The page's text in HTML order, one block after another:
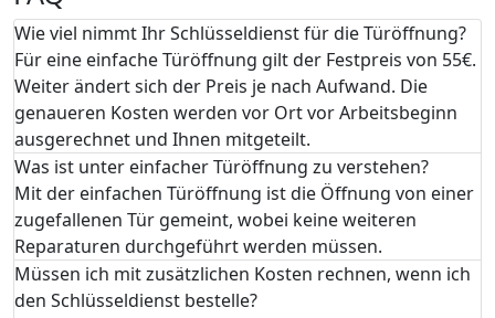
Wie viel nimmt Ihr Schlüsseldienst für die Türöffnung?
Für eine einfache Türöffnung gilt der Festpreis von 55€.
Weiter ändert sich der Preis je nach Aufwand. Die
genaueren Kosten werden vor Ort vor Arbeitsbeginn
ausgerechnet und Ihnen mitgeteilt.
Was ist unter einfacher Türöffnung zu verstehen?
Mit der einfachen Türöffnung ist die Öffnung von einer
zugefallenen Tür gemeint, wobei keine weiteren
Reparaturen durchgeführt werden müssen.
Müssen ich mit zusätzlichen Kosten rechnen, wenn ich
den Schlüsseldienst bestelle?